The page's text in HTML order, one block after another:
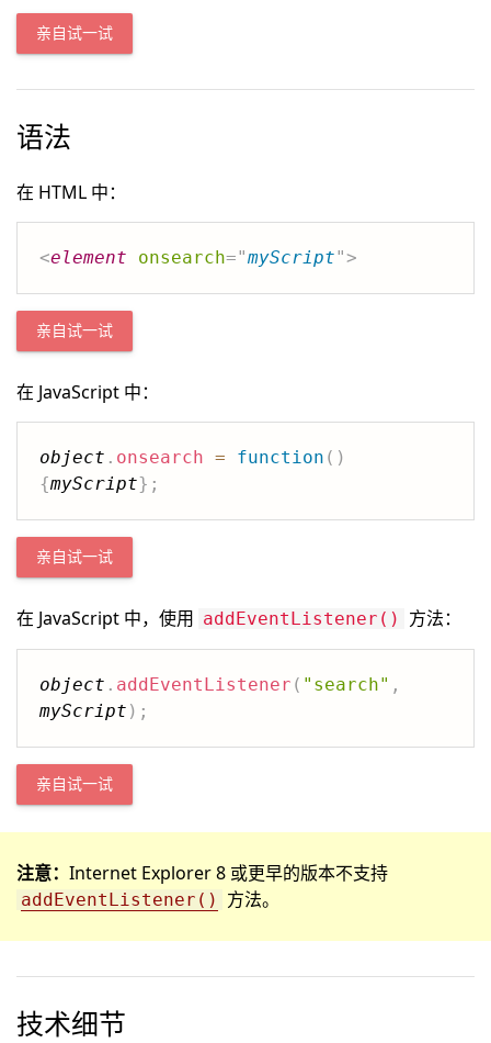
亲自试一试
语法
在 HTML 中：
<element onsearch="myScript">
亲自试一试
在 JavaScript 中：
object . onsearch = function ( )
{myScript} ;
亲自试一试
在 JavaScript 中，使用 addEventListener() 方法：
object . addEventListener ( "search" ,
myScript ) ;
亲自试一试
注意： Internet Explorer 8 或更早的版本不支持
addEventListener() 方法。
技术细节